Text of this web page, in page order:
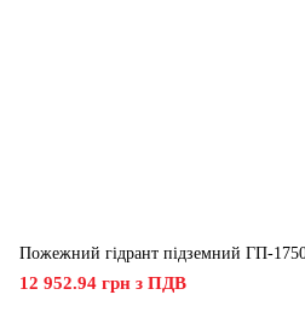
Пожежний гідрант підземний ГП-
12 952.94 грн з ПДВ